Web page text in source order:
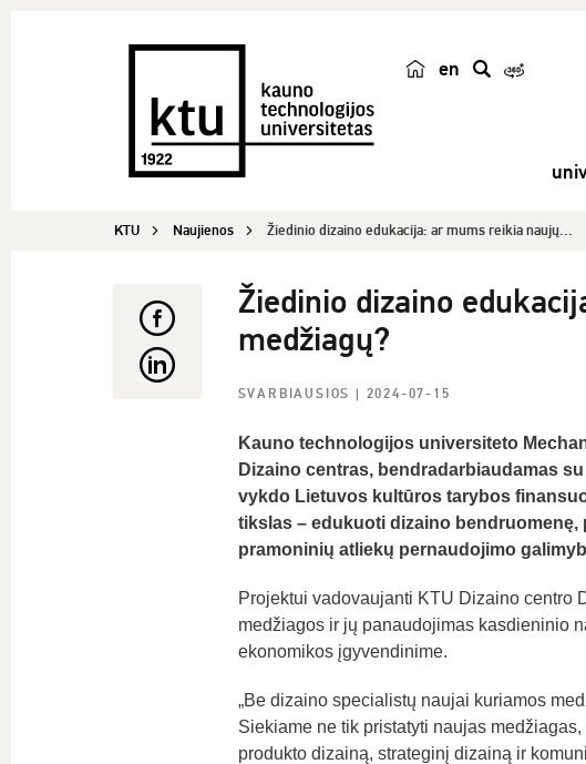
en
k
KTU Naujienos Žiedinio dizaino edukacija: ar mums reikia naujų...
Žiedinio dizaino
medžiagų?
SVARBIAUSIOS | 2024-07-15
Kauno technologijos universiteto
Dizaino centras, bendradarbiaudamas
vykdo Lietuvos kultūros tarybos
tikslas – edukuoti dizaino
pramoninių atliekų pernaudojimo
Projektui vadovaujanti KTU Dizaino centro
medžiagos ir jų panaudojimas kasdieninio
ekonomikos įgyvendinime.
„Be dizaino specialistų naujai kuriamos
Siekiame ne tik pristatyti naujas
produkto dizainą, strateginį dizainą ir